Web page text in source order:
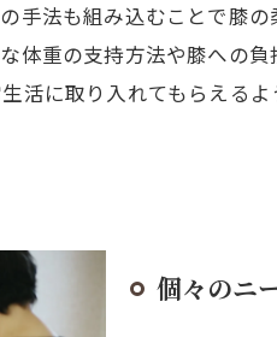
手法も組み込むことで膝の
体重の支持方法や膝への負
活に取り入れてもらえる
個々のニ